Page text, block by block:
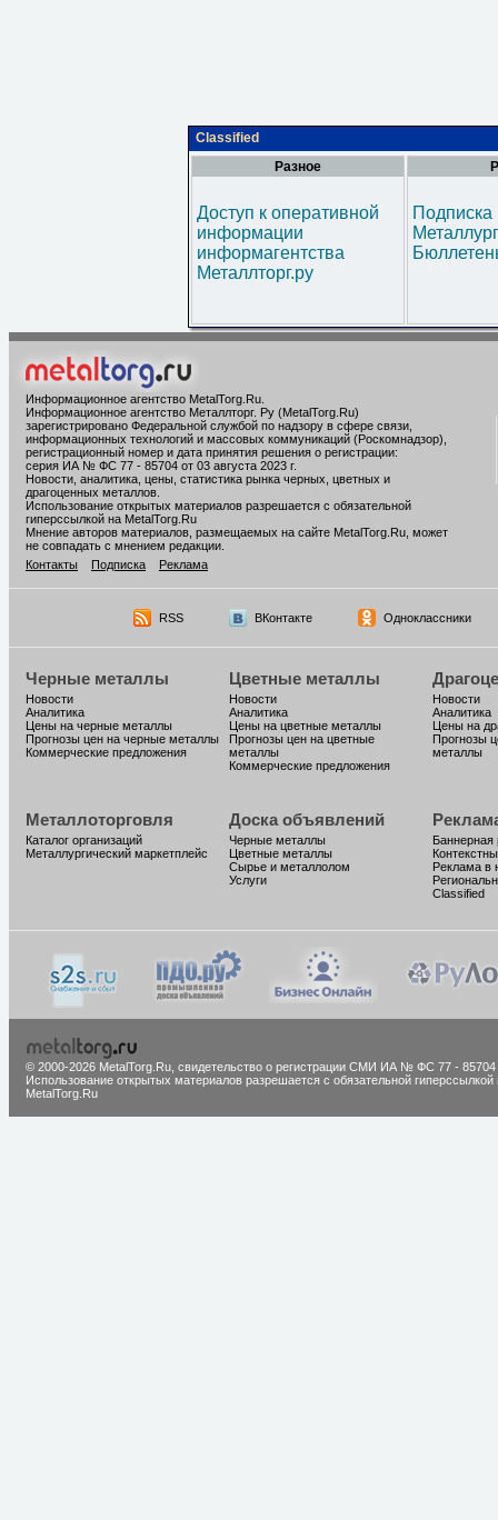
Classified
Разное
Доступ к оперативной
информации
информагентства
Металлторг.ру
Информационное агентство MetalTorg.Ru
Информационное агентство Металлторг. Ру (MetalTorg.Ru)
зарегистрировано Федеральной службой по надзору в сфере связи,
информационных технологий и массовых коммуникаций (Роскомнадзор),
регистрационный номер и дата принятия решения о регистрации:
серия ИА № ФС 77 - 85704 от 03 августа 2023 г.
Новости, аналитика, цены, статистика рынка черных, цветных и
драгоценных металлов.
Использование открытых материалов разрешается с обязательной
гиперссылкой на MetalTorg.Ru
Мнение авторов материалов, размещаемых на сайте MetalTorg.Ru, может
не совпадать с мнением редакции.
Контакты
Подписка Реклама
RSS ВКонтакте Одноклассники
Черные металлы
Новости
Аналитика
Цены на черные металлы
Прогнозы цен на черные металлы
Коммерческие предложения
Цветные металлы
Новости
Аналитика
Цены на цветные металлы
Прогнозы цен на цветные
металлы
Коммерческие предложения
Новости
Аналитика
Цены на
Прогнозы
металлы
Металлоторговля
Каталог организаций
Металлургический маркетплейс
Доска объявлений
Черные металлы
Цветные металлы
Сырье и металлолом
Услуги
Баннерная
Реклама в
Classified
© 2000-2026 MetalTorg.Ru, cвидетельство о регистрации СМИ ИА № ФС 77 - 85704
Использование открытых материалов разрешается с обязательной гиперссылкой
MetalTorg.Ru